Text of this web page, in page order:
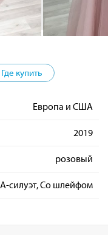
Где купить
Европа и США
2019
розовый
А-силуэт, Со шлейфом